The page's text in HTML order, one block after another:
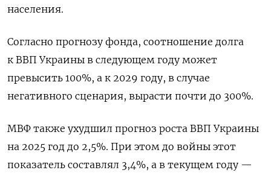
населения.
Согласно прогнозу фонда, соотношение долга
к ВВП Украины в следующем году может
превысить 100%, а к 2029 году, в случае
негативного сценария, вырасти почти до 300%.
МВФ также ухудшил прогноз роста ВВП Украины
на 2025 год до 2,5%. При этом до войны этот
показатель составлял 3,4%, а в текущем году —